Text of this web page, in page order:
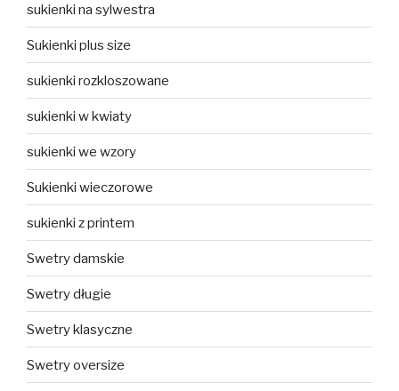
sukienki na sylwestra
Sukienki plus size
sukienki rozkloszowane
sukienki w kwiaty
sukienki we wzory
Sukienki wieczorowe
sukienki z printem
Swetry damskie
Swetry długie
Swetry klasyczne
Swetry oversize